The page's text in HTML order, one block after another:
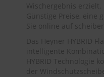
Wischergebnis erzielt.
Günstige Preise, eine
Sie online auf
Das Heyner HYBRID
intelligente
HYBRID Technologie
der